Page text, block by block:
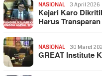
NASIONAL 3 April 2026
Kejari Karo
Harus
NASIONAL 30 Maret
GREAT Institute